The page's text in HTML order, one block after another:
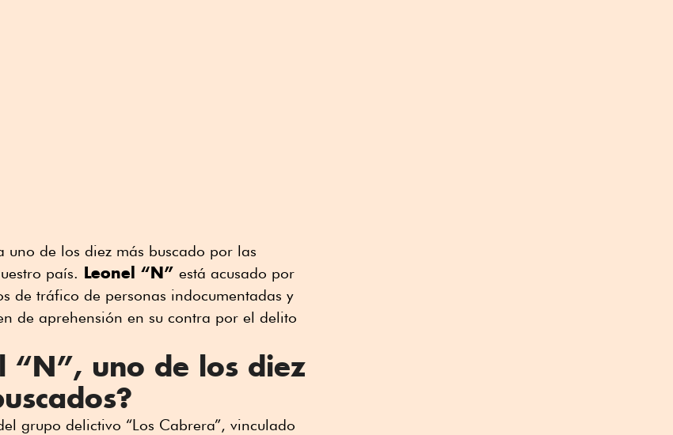
de los diez más buscado por las
país. Leonel “N” está acusado por
de tráfico de personas indocumentadas y
de aprehensión en su contra por el delito
“N”, uno de los diez
grupo delictivo “Los Cabrera”, vinculado